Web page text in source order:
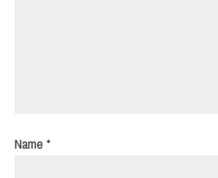
Name *